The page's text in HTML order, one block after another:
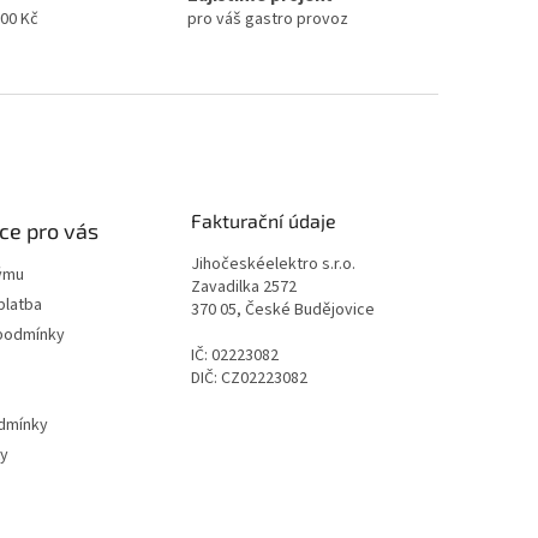
Kč pro váš gastro provoz
pro vás Fakturační údaje
Jihočeskéelektro s.r.o.
Zavadilka 2572
370 05, České Budějovice
IČ: 02223082
DIČ: CZ02223082